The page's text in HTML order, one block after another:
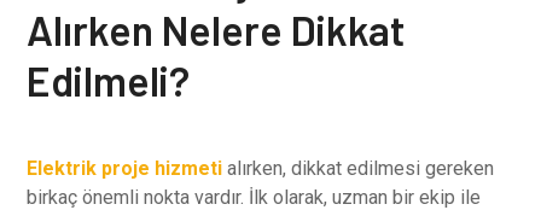
Alırken Nelere Dikkat
Edilmeli?
Elektrik proje hizmeti alırken, dikkat edilmesi gereken
birkaç önemli nokta vardır. İlk olarak, uzman bir ekip ile